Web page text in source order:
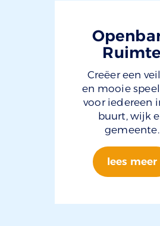
Ruimte
Creëer een
en mooie
voor iedereen
buurt, wijk
gemeente.
lees meer